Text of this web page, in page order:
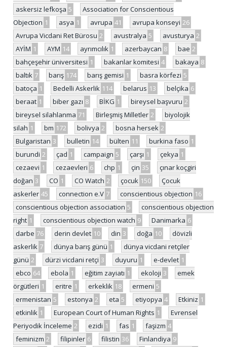
askersiz lefkoşa 5
Association for Conscientious
Objection 1 asya 1 avrupa 41 avrupa konseyi 26
Avrupa Vicdani Ret Bürosu 2 avustralya 5 avusturya 2
AYİM 1 AYM 14 ayrımcılık 1 azerbaycan 8 bae 2
bahçeşehir üniversitesi 1 bakanlar komitesi 4 bakaya 8
baltık 7 barış 174 barış gemisi 1 basra körfezi 5
batoça 1 Bedelli Askerlik 114 belarus 13 belçika 6
beraat 1 biber gazı 8 BİKG 1 bireysel başvuru 2
bireysel silahlanma 71 Birleşmiş Milletler 2
biyolojik
silah 1 bm 172 bolivya 2 bosna hersek 2
Bulgaristan 3 bulletin 14 bülten 11 burkina faso 1
burundi 2 çad 1 campaign 5 çarşı 1 çekya 1
cezaevi 1 cezaevleri 6 chp 1 çin 35
çınar koçgiri
doğan 3 CO 1 CO Watch 2 çocuk 150
Çocuk
askerler 45 connection e.V 7 conscientious objection 16
conscientious objection association 5
conscientious objection
right 1 conscientious objection watch 9 Danimarka 6
darbe 76 derin devlet 10 din 3 doğa 10
dövizli
askerlik 7 dünya barış günü 1
dünya vicdani retçiler
günü 2 dürzi vicdani retçi 3 duyuru 1 e-devlet 1
ebco 64 ebola 1 eğitim zayiatı 1 ekoloji 3
emek
örgütleri 1 eritre 1 erkeklik 18 ermeni 5
ermenistan 5 estonya 2 eta 5 etiyopya 4 Etkiniz 1
etkinlik 1 European Court of Human Rights 1
Evrensel
Periyodik İnceleme 2 ezidi 1 fas 1 faşizm 4
feminizm 2 filipinler 6 filistin 36 Finlandiya 9